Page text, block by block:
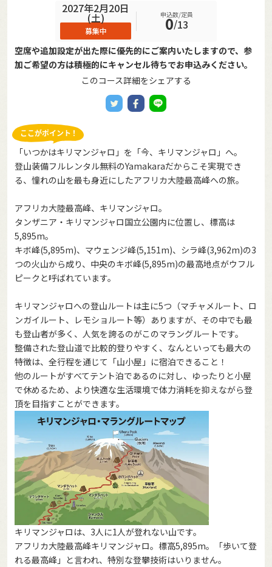
2027年2月20日
(土)
募集中
申込数/定員
0/13
空席や追加設定が出た際に優先的にご案内いたしますので、参
加ご希望の方は積極的にキャンセル待ちでお申込みください。
このコース詳細をシェアする
「いつかはキリマンジャロ」を「今、キリマンジャロ」へ。
登山装備フルレンタル無料のYamakaraだからこそ実現でき
る、憧れの山を最も身近にしたアフリカ大陸最高峰への旅。
アフリカ大陸最高峰、キリマンジャロ。
タンザニア・キリマンジャロ国立公園内に位置し、標高は
5,895m。
キボ峰(5,895m)、マウェンジ峰(5,151m)、シラ峰(3,962m)の3
つの火山から成り、中央のキボ峰(5,895m)の最高地点がウフル
ピークと呼ばれています。
キリマンジャロへの登山ルートは主に5つ（マチャメルート、ロ
ンガイルート、レモショルート等）ありますが、その中でも最
も登山者が多く、人気を誇るのがこのマラングルートです。
整備された登山道で比較的登りやすく、なんといっても最大の
特徴は、全行程を通じて「山小屋」に宿泊できること！
他のルートがすべてテント泊であるのに対し、ゆったりと小屋
で休めるため、より快適な生活環境で体力消耗を抑えながら登
頂を目指すことができます。
キリマンジャロは、3人に1人が登れない山です。
アフリカ大陸最高峰キリマンジャロ。標高5,895m。「歩いて登
れる最高峰」と言われ、特別な登攀技術はいりません。